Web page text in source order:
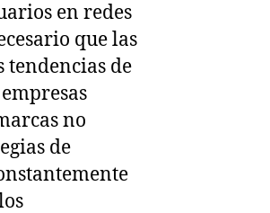
en redes
que las
tendencias de
no
de